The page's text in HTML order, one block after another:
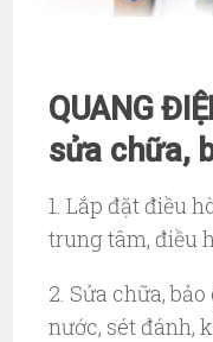
QUANG
sửa chữa,
1. Lắp đặt điều
trung tâm, điều
2. Sửa chữa,
nước, sét đánh,